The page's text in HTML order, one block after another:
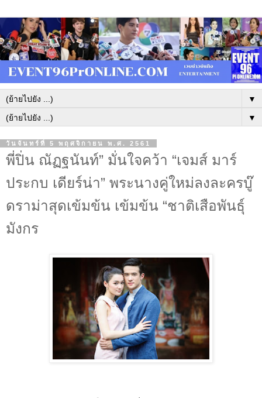
▼
▼
วันจันทร์ที่ 5 พฤศจิกายน พ.ศ. 2561
พี่ปิ่น ณัฏฐนันท์” มั่นใจคว้า “เจมส์ มาร์
ประกบ เดียร์น่า” พระนางคู่ใหม่ลงละครบู๊
ดราม่าสุดเข้มข้น เข้มข้น “ชาติเสือพันธุ์
มังกร